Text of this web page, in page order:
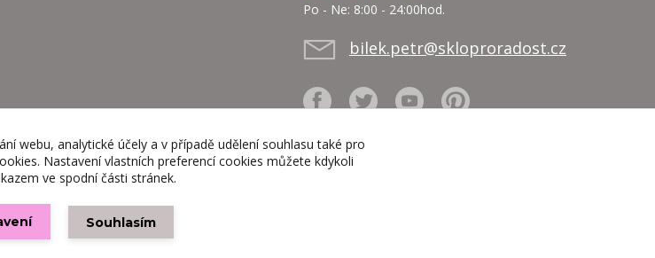
Po - Ne: 8:00 - 24:00hod.
bilek.petr@skloproradost.cz
na Eshop-rychle.cz
webu, analytické účely a v případě udělení souhlasu také pro
Nastavení vlastních preferencí cookies můžete kdykoli
ve spodní části stránek.
Souhlasím